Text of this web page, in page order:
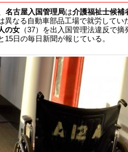
名古屋入国管理局は介護福祉士候補
異なる自動車部品工場で就労してい
の女（37）を出入国管理法違反で摘
15日の毎日新聞が報じている。